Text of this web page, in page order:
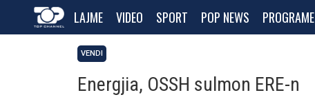
LAJME VIDEO SPORT POP NEWS PROGRAME
VENDI
Energjia, OSSH sulmon ERE-n